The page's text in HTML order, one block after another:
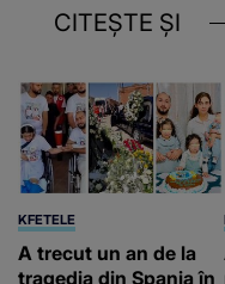
CITEȘTE ȘI
KFETELE
A trecut un an de la
tragedia din Spania în